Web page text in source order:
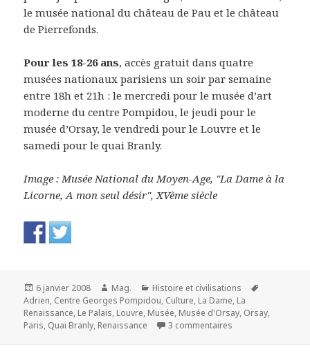
le musée national du château de Pau et le château
de Pierrefonds.
Pour les 18-26 ans, accès gratuit dans quatre
musées nationaux parisiens un soir par semaine
entre 18h et 21h : le mercredi pour le musée d’art
moderne du centre Pompidou, le jeudi pour le
musée d’Orsay, le vendredi pour le Louvre et le
samedi pour le quai Branly.
Image : Musée National du Moyen-Age, "La Dame à la
Licorne, A mon seul désir", XVème siècle
Publié
le
6 janvier 2008 Auteur
Mag. Catégories
Histoire et civilisations
Adrien, Centre Georges Pompidou, Culture, La Dame, La
Renaissance, Le Palais, Louvre, Musée, Musée d'Orsay, Orsay,
Paris, Quai Branly, Renaissance 3 commentaires